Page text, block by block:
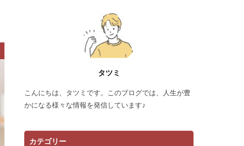
タツミ
こんにちは、タツミです。このブログでは、人生が豊
かになる様々な情報を発信しています♪
カテゴリー